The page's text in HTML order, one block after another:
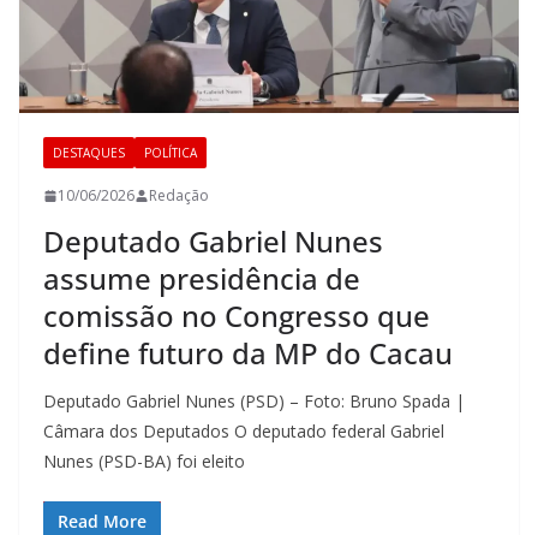
DESTAQUES POLÍTICA
10/06/2026 Redação
Deputado Gabriel Nunes
assume presidência de
comissão no Congresso que
define futuro da MP do Cacau
Deputado Gabriel Nunes (PSD) – Foto: Bruno Spada |
Câmara dos Deputados O deputado federal Gabriel
Nunes (PSD-BA) foi eleito
Read More